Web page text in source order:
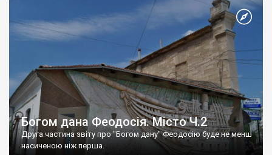
Богом дана Феодосія. Місто Ч.2
Друга частина звіту про "Богом дану" Феодосію буде не менш
насиченою ніж перша.